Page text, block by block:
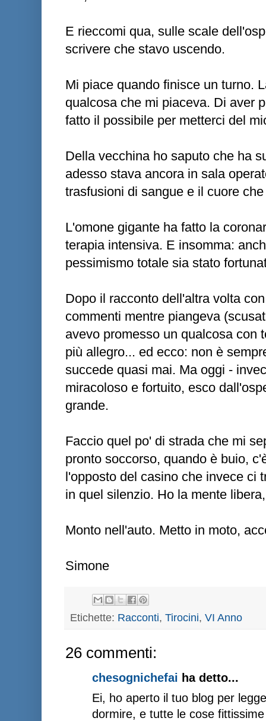
E rieccomi qua, sulle scale
scrivere che stavo uscendo.
Mi piace quando finisce un turno.
qualcosa che mi piaceva. Di aver
fatto il possibile per metterci del
Della vecchina ho saputo che ha
adesso stava ancora in sala
trasfusioni di sangue e il cuore
L'omone gigante ha fatto la
terapia intensiva. E insomma:
pessimismo totale sia stato
Dopo il racconto dell'altra volta
commenti mentre piangeva
avevo promesso un qualcosa con
più allegro... ed ecco: non è
succede quasi mai. Ma oggi -
miracoloso e fortuito, esco
grande.
Faccio quel po' di strada che mi
pronto soccorso, quando è buio,
l'opposto del casino che invece ci
in quel silenzio. Ho la mente
Monto nell'auto. Metto in moto,
Simone
Etichette: Racconti, Tirocini, VI Anno
26 commenti:
chesognichefai ha detto...
Ei, ho aperto il tuo blog per
dormire, e tutte le cose